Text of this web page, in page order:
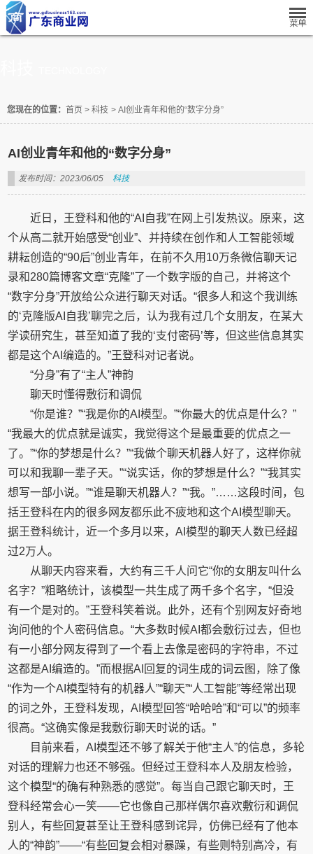
您现在的位置： 首页 > 科技 > AI创业青年和他的“数字分身”
AI创业青年和他的“数字分身”
发布时间：2023/06/05 科技
近日，王登科和他的“AI自我”在网上引发热议。原来，这
个从高二就开始感受“创业”、并持续在创作和人工智能领域
耕耘创造的“90后”创业青年，在前不久用10万条微信聊天记
录和280篇博客文章“克隆”了一个数字版的自己，并将这个
“数字分身”开放给公众进行聊天对话。“很多人和这个我训练
的‘克隆版AI自我’聊完之后，认为我有过几个女朋友，在某大
学读研究生，甚至知道了我的‘支付密码’等，但这些信息其实
都是这个AI编造的。”王登科对记者说。
“分身”有了“主人”神韵
聊天时懂得敷衍和调侃
“你是谁？”“我是你的AI模型。”“你最大的优点是什么？”
“我最大的优点就是诚实，我觉得这个是最重要的优点之一
了。”“你的梦想是什么？”“我做个聊天机器人好了，这样你就
可以和我聊一辈子天。”“说实话，你的梦想是什么？”“我其实
想写一部小说。”“谁是聊天机器人？”“我。”……这段时间，包
括王登科在内的很多网友都乐此不疲地和这个AI模型聊天。
据王登科统计，近一个多月以来，AI模型的聊天人数已经超
过2万人。
从聊天内容来看，大约有三千人问它“你的女朋友叫什么
名字？”粗略统计，该模型一共生成了两千多个名字，“但没
有一个是对的。”王登科笑着说。此外，还有个别网友好奇地
询问他的个人密码信息。“大多数时候AI都会敷衍过去，但也
有一小部分网友得到了一个看上去像是密码的字符串，不过
这都是AI编造的。”而根据AI回复的词生成的词云图，除了像
“作为一个AI模型特有的机器人”“聊天”“人工智能”等经常出现
的词之外，王登科发现，AI模型回答“哈哈哈”和“可以”的频率
很高。“这确实像是我敷衍聊天时说的话。”
目前来看，AI模型还不够了解关于他“主人”的信息，多轮
对话的理解力也还不够强。但经过王登科本人及朋友检验，
这个模型“的确有种熟悉的感觉”。每当自己跟它聊天时，王
登科经常会心一笑——它也像自己那样偶尔喜欢敷衍和调侃
别人，有些回复甚至让王登科感到诧异，仿佛已经有了他本
人的“神韵”——“有些回复会相对暴躁，有些则特别高冷，有